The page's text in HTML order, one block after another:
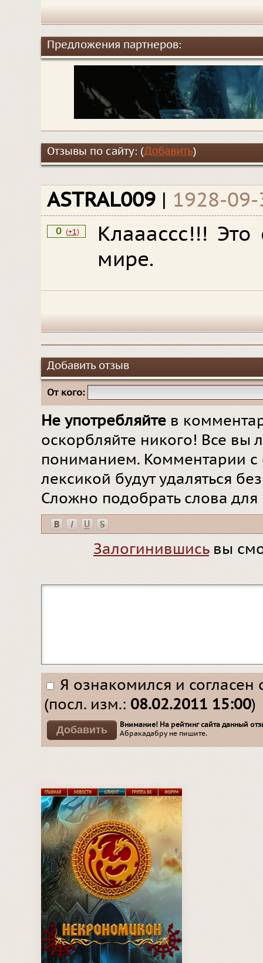
Предложения партнеров:
Отзывы по сайту: (Добавить)
ASTRAL009 | 1928-
0 (+1)
Клааассс!!!
мире.
Добавить отзыв
От кого:
Не употребляйте в
оскорбляйте никого! Все вы
пониманием. Комментарии
лексикой будут удаляться
Сложно подобрать слова
Залогинившисьвы
Я ознакомился и согласен
(посл. изм.: 08.02.2011 15:00)
Внимание! На рейтинг сайта данный
Абракадабру не пишите.